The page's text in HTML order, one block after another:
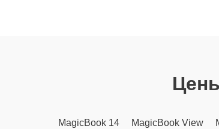
MagicBook 14
MagicBook View